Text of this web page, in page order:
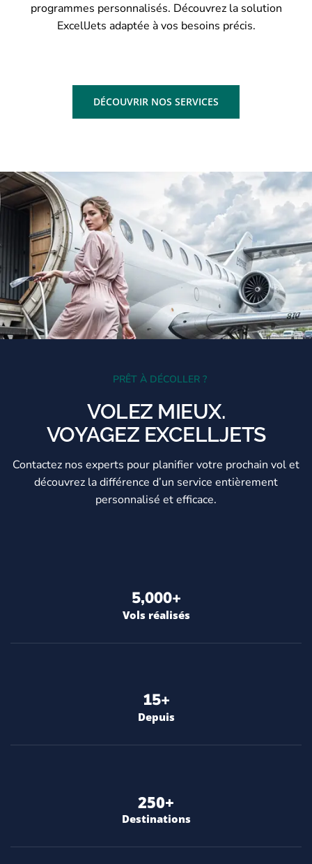
programmes personnalisés. Découvrez la solution
ExcellJets adaptée à vos besoins précis.
DÉCOUVRIR NOS SERVICES
PRÊT À DÉCOLLER ?
VOLEZ MIEUX.
VOYAGEZ EXCELLJETS
Contactez nos experts pour planifier votre prochain vol et
découvrez la différence d’un service entièrement
personnalisé et efficace.
Vols réalisés
5,000+
Depuis
15+
Destinations
250+